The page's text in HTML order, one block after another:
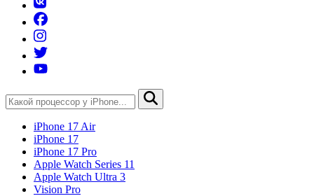
iPhone 17 Air
iPhone 17
iPhone 17 Pro
Apple Watch Series 11
Apple Watch Ultra 3
Vision Pro